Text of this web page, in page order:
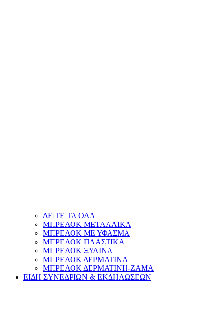
ΔΕΙΤΕ ΤΑ ΟΛΑ
ΜΠΡΕΛΟΚ ΜΕΤΑΛΛΙΚΑ
ΜΠΡΕΛΟΚ ΜΕ ΥΦΑΣΜΑ
ΜΠΡΕΛΟΚ ΠΛΑΣΤΙΚΑ
ΜΠΡΕΛΟΚ ΞΥΛΙΝΑ
ΜΠΡΕΛΟΚ ΔΕΡΜΑΤΙΝΑ
ΜΠΡΕΛΟΚ ΔΕΡΜΑΤΙΝΗ-ΖΑΜΑ
ΕΙΔΗ ΣΥΝΕΔΡΙΩΝ & ΕΚΔΗΛΩΣΕΩΝ